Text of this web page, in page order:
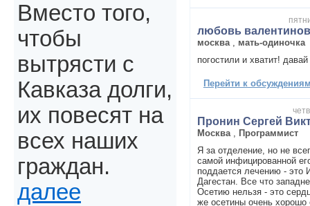
любовь
москва
мать-одиночка
погостили и хватит!
Перейти к
Пронин Сергей
Москва
Программист
Я за отделение, но не
самой инфицированной
поддается лечению - это
Дагестан. Все что
Осетию нельзя - это
же осетины очень хорошо
Вместо того,
чтобы
вытрясти с
Кавказа долги,
их повесят на
всех наших
граждан.
далее